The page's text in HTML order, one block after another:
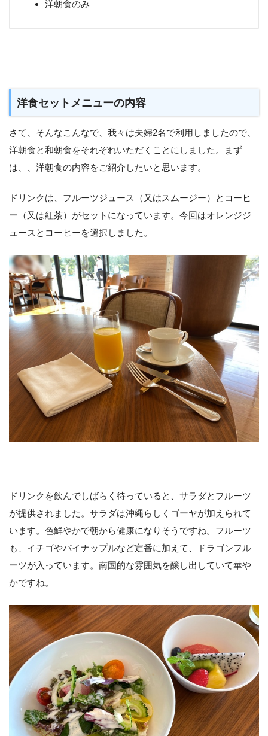
洋朝食のみ
洋食セットメニューの内容
さて、そんなこんなで、我々は夫婦2名で利用しましたので、
洋朝食と和朝食をそれぞれいただくことにしました。まず
は、、洋朝食の内容をご紹介したいと思います。
ドリンクは、フルーツジュース（又はスムージー）とコーヒ
ー（又は紅茶）がセットになっています。今回はオレンジジ
ュースとコーヒーを選択しました。
ドリンクを飲んでしばらく待っていると、サラダとフルーツ
が提供されました。サラダは沖縄らしくゴーヤが加えられて
います。色鮮やかで朝から健康になりそうですね。フルーツ
も、イチゴやパイナップルなど定番に加えて、ドラゴンフル
ーツが入っています。南国的な雰囲気を醸し出していて華や
かですね。